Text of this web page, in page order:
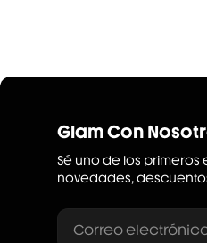
Glam Con
Sé uno de los primeros
novedades,
Correo